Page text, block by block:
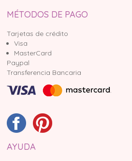
MÉTODOS DE PAGO
Tarjetas de crédito
Visa
MasterCard
Paypal
Transferencia Bancaria
AYUDA